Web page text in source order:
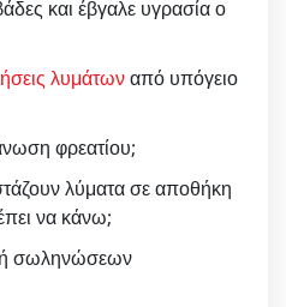
και έβγαλε υγρασία ο
λυμάτωναπό υπόγειο
φρεατίου;
λύματα σε αποθήκη
να κάνω;
σωληνώσεων